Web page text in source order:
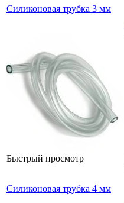
Силиконовая трубка 3 мм
Быстрый просмотр
Силиконовая трубка 4 мм